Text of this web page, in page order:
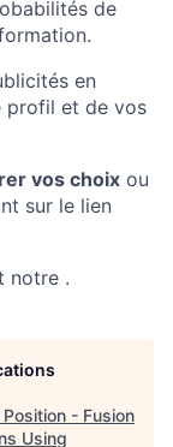
de
en
profil et de vos
vos choix ou
sur le lien
notre .
- Fusion
Using